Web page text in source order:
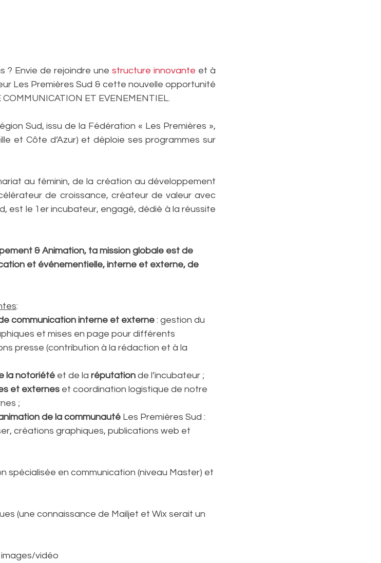
? Envie de rejoindre une structure innovante et à
Les Premières Sud & cette nouvelle opportunité
ET EVENEMENTIEL.
Sud, issu de la Fédération « Les Premières »,
et Côte d’Azur) et déploie ses programmes sur
au féminin, de la création au développement
de croissance, créateur de valeur avec
est le 1er incubateur, engagé, dédié à la réussite
& Animation, ta mission globale est de
et événementielle, interne et externe, de
:
communication interne et externe : gestion du
et mises en page pour différents
presse (contribution à la rédaction et à la
la notoriété et de la réputation de l’incubateur ;
et externes et coordination logistique de notre
;
de la communauté Les Premières Sud :
créations graphiques, publications web et
spécialisée en communication (niveau Master) et
(une connaissance de Mailjet et Wix serait un
vidéo